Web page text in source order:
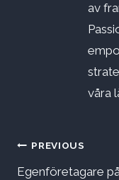
av
våra
PREVIOUS
Egenföretagare